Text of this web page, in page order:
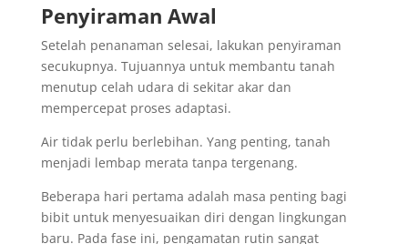
Penyiraman Awal
Setelah penanaman selesai, lakukan penyiraman
secukupnya. Tujuannya untuk membantu tanah
menutup celah udara di sekitar akar dan
mempercepat proses adaptasi.
Air tidak perlu berlebihan. Yang penting, tanah
menjadi lembap merata tanpa tergenang.
Beberapa hari pertama adalah masa penting bagi
bibit untuk menyesuaikan diri dengan lingkungan
baru. Pada fase ini, pengamatan rutin sangat